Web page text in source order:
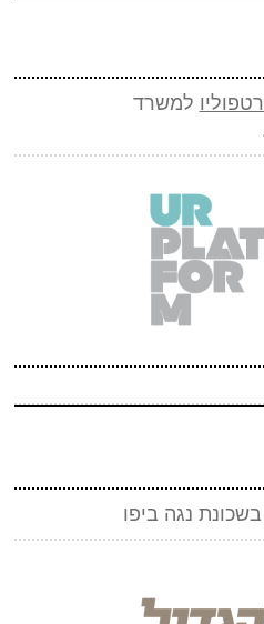
אחד לא יראה אותו)(חובה)
- באיזה כלי תחבורה אני טס (ארבע אותיות)
למשרד
אחד לא יראה אותו)(חובה)
נגה ביפו